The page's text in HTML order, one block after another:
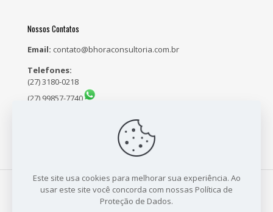
Nossos Contatos
Email: contato@bhoraconsultoria.com.br
Telefones:
(27) 3180-0218
(27) 99857-7740
© 2021 B Hora Consultoria - CNPJ: 23.704.718/0001-64 - Site
Este site usa cookies para melhorar sua experiência. Ao
usar este site você concorda com nossas Política de
Proteção de Dados.